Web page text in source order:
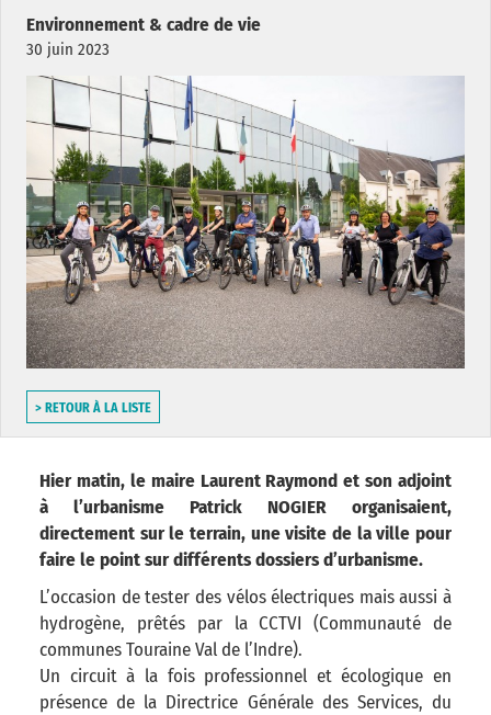
Environnement & cadre de vie
30 juin 2023
> RETOUR À LA LISTE
Hier matin, le maire Laurent Raymond et son adjoint
à l’urbanisme Patrick NOGIER organisaient,
directement sur le terrain, une visite de la ville pour
faire le point sur différents dossiers d’urbanisme.
L’occasion de tester des vélos électriques mais aussi à
hydrogène, prêtés par la CCTVI (Communauté de
communes Touraine Val de l’Indre).
Un circuit à la fois professionnel et écologique en
présence de la Directrice Générale des Services, du